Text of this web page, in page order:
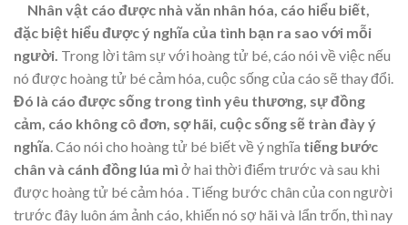
Nhân vật cáo được nhà văn nhân hóa, cáo hiểu biết,
đặc biệt hiểu được ý nghĩa của tình bạn ra sao với mỗi
người. Trong lời tâm sự với hoàng tử bé, cáo nói về việc nếu
nó được hoàng tử bé cảm hóa, cuộc sống của cáo sẽ thay đổi.
Đó là cáo được sống trong tình yêu thương, sự đồng
cảm, cáo không cô đơn, sợ hãi, cuộc sống sẽ tràn đày ý
nghĩa. Cáo nói cho hoàng tử bé biết về ý nghĩa tiếng bước
chân và cánh đồng lúa mì ở hai thời điểm trước và sau khi
được hoàng tử bé cảm hóa . Tiếng bước chân của con người
trước đây luôn ám ảnh cáo, khiến nó sợ hãi và lẩn trốn, thì nay